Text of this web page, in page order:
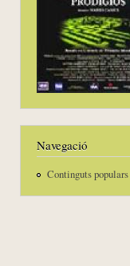
Navegació
Continguts populars